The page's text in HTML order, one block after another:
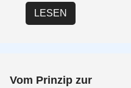
LESEN
Vom Prinzip zur